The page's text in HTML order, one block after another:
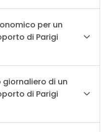
per un
di Parigi
giornaliero di un
di Parigi